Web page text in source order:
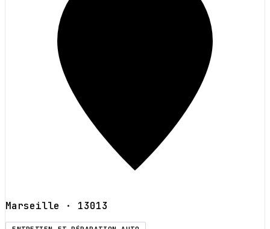
Marseille · 13013